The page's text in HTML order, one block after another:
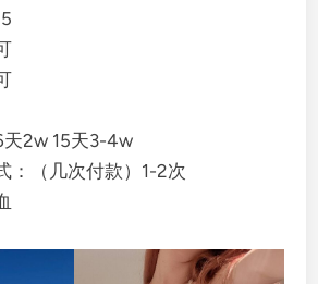
2w 15天3-4w
：（几次付款）1-2次